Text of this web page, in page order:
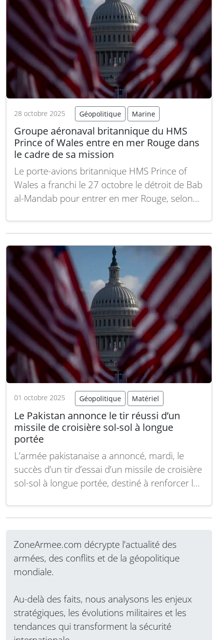
28 octobre 2025 Géopolitique Marine
Groupe aéronaval britannique du HMS
Prince of Wales entre en mer Rouge dans
le cadre de sa mission
Le porte-avions britannique HMS Prince of
Wales a franchi le 27 octobre le détroit de Bab
al-Mandab pour entrer en mer Rouge, selon
maritime. Ce déplacement marque le retour
dans la région Indo-Pacifique, alors qu’il se…
Lire la suite
01 octobre 2025 Géopolitique Matériel
Le Pakistan annonce le tir réussi d’un
missile de croisière sol-sol à longue
portée
L’armée pakistanaise a annoncé, mardi, le
succès d’un tir d’essai d’un missile de croisière
sol-sol à longue portée, destiné à renforcer le
Fatah-4 affiche une portée de 750 kilomètres
de systèmes de navigation modernes, selon
un…Lire la suite
ZoneArmee.com décrypte l’actualité des
armées, des conflits et de la géopolitique
mondiale.
Au-delà des faits, nous analysons les enjeux
stratégiques, les évolutions militaires et les
tendances qui transforment la sécurité